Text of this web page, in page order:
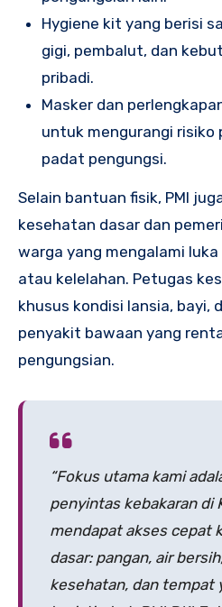
Hygiene kit yang berisi
gigi, pembalut, dan
pribadi.
Masker dan
untuk mengurangi risiko
padat pengungsi.
Selain bantuan fisik, PMI
kesehatan dasar dan
warga yang mengalami
atau kelelahan. Petugas
khusus kondisi lansia, bayi,
penyakit bawaan yang
pengungsian.
“Fokus utama kami
penyintas kebakaran di
mendapat akses cepat
dasar: pangan, air
kesehatan, dan tempat